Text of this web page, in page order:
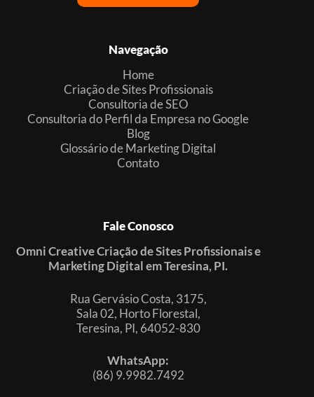
Navegação
Home
Criação de Sites Profissionais
Consultoria de SEO
Consultoria do Perfil da Empresa no Google
Blog
Glossário de Marketing Digital
Contato
Fale Conosco
Omni Creative Criação de Sites Profissionais e
Marketing Digital em Teresina, PI.
Rua Gervásio Costa, 3175,
Sala 02, Horto Florestal,
Teresina, PI, 64052-830
WhatsApp:
(86) 9.9982.7492